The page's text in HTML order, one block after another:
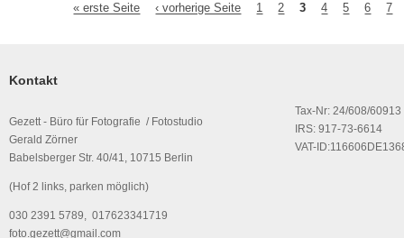
« erste Seite ‹ vorherige Seite 1 2 3 4 5 6 7
Kontakt
Gezett - Büro für Fotografie / Fotostudio
Gerald Zörner
Babelsberger Str. 40/41, 10715 Berlin
(Hof 2 links, parken möglich)
030 2391 5789, 017623341719
foto.gezett@gmail.com
Tax-Nr: 24/608/60913
IRS: 917-73-6614
VAT-